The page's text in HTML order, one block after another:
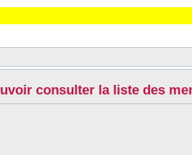
consulter la liste des